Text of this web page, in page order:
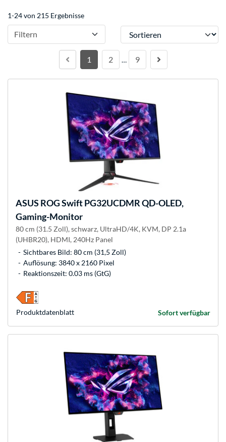
1-24 von 215 Ergebnisse
Filtern Sortieren
1 2 … 9
ASUS ROG Swift PG32UCDMR QD-OLED,
Gaming-Monitor
80 cm (31.5 Zoll), schwarz, UltraHD/4K, KVM, DP 2.1a
(UHBR20), HDMI, 240Hz Panel
Sichtbares Bild: 80 cm (31,5 Zoll)
Auflösung: 3840 x 2160 Pixel
Reaktionszeit: 0.03 ms (GtG)
Sofort verfügbar
Produkt­datenblatt